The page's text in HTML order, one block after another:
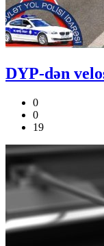
DYP-dən
0
0
19